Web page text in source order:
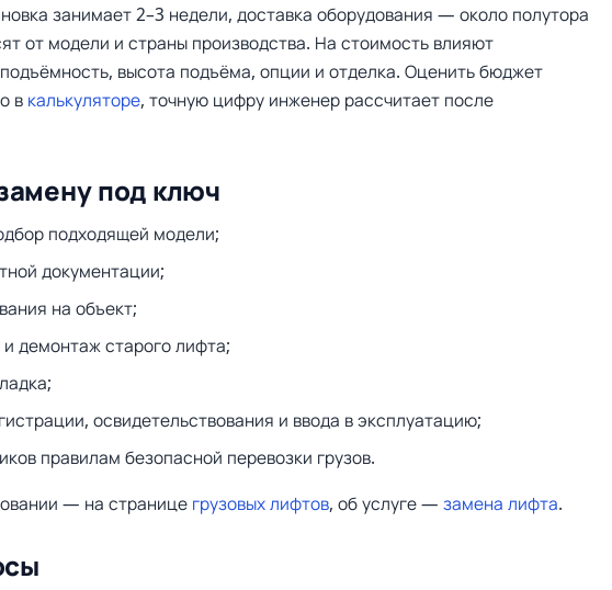
занимает 2–3 недели, доставка оборудования — около полутора
от модели и страны производства. На стоимость влияют
высота подъёма, опции и отделка. Оценить бюджет
в калькуляторе, точную цифру инженер рассчитает после
под ключ
подходящей модели;
документации;
на объект;
демонтаж старого лифта;
освидетельствования и ввода в эксплуатацию;
правилам безопасной перевозки грузов.
— на странице грузовых лифтов, об услуге — замена лифта.